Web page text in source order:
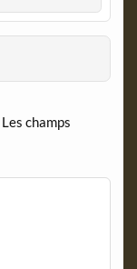
Les champs